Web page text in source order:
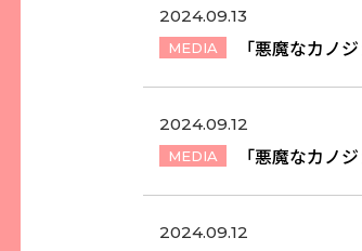
2024.09.13
MEDIA 「悪魔なカノ
2024.09.12
MEDIA 「悪魔なカノ
2024.09.12